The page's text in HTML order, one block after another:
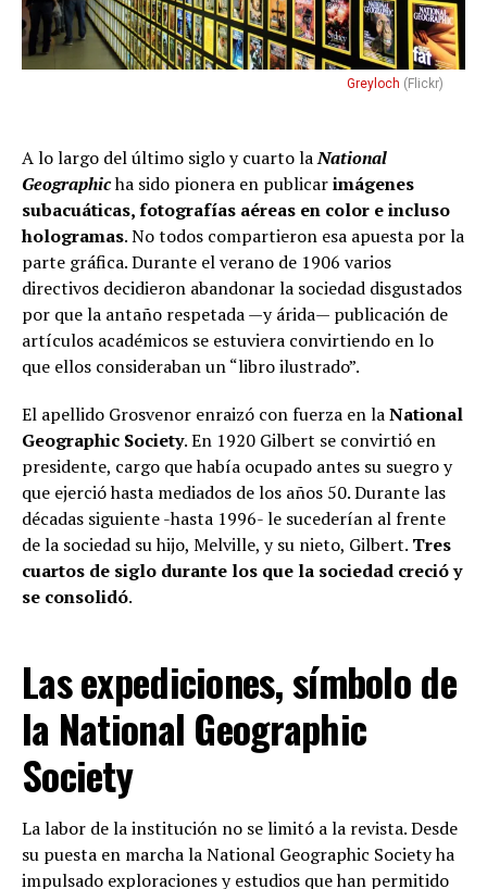
Greyloch (Flickr)
A lo largo del último siglo y cuarto laNational
Geographicha sido pionera en publicarimágenes
subacuáticas, fotografías aéreas en color e incluso
hologramas. No todos compartieron esa apuesta por la
parte gráfica. Durante el verano de 1906 varios
directivos decidieron abandonar la sociedad disgustados
por que la antaño respetada —y árida— publicación de
artículos académicos se estuviera convirtiendo en lo
que ellos consideraban un “libro ilustrado”.
El apellido Grosvenor enraizó con fuerza en laNational
Geographic Society. En 1920 Gilbert se convirtió en
presidente, cargo que había ocupado antes su suegro y
que ejerció hasta mediados de los años 50. Durante las
décadas siguiente -hasta 1996- le sucederían al frente
de la sociedad su hijo, Melville, y su nieto, Gilbert. Tres
cuartos de siglo durante los que la sociedad creció y
se consolidó.
Las expediciones, símbolo de
la National Geographic
Society
La labor de la institución no se limitó a la revista. Desde
su puesta en marcha la National Geographic Society ha
impulsado exploraciones y estudios que han permitido